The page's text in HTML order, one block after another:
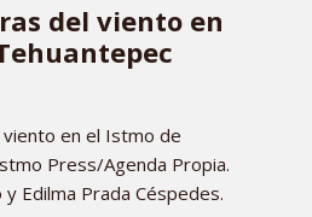
del viento en
en el Istmo de
Press/Agenda Propia.
Edilma Prada Céspedes.